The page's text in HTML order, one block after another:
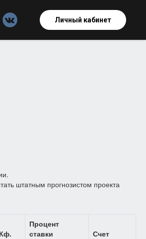
Личный кабинет
штатным прогнозистом проекта
Кф.
Процент
ставки
Счет